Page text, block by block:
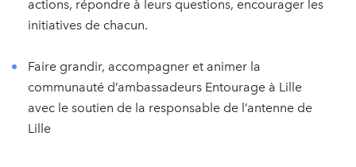
actions, répondre à leurs questions, encourager les
initiatives de chacun.
Faire grandir, accompagner et animer la
communauté d’ambassadeurs Entourage à Lille
avec le soutien de la responsable de l’antenne de
Lille